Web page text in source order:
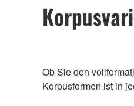
Ob Sie den
Korpusformen ist in